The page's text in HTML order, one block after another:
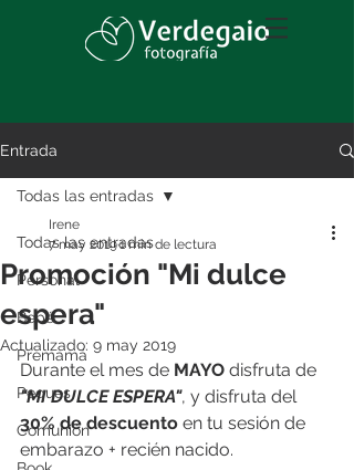
Entrada
Todas las entradas
Personal
Bebé
Premamá
Peques
Comunión
Todas las entradas
Promoción "Mi dulce
espera"
Irene
7 may 20191 min de lectura
Actualizado: 9 may 2019
Durante el mes de MAYO disfruta de
"MI DULCE ESPERA", y disfruta del
30% de descuento en tu sesión de
embarazo + recién nacido.